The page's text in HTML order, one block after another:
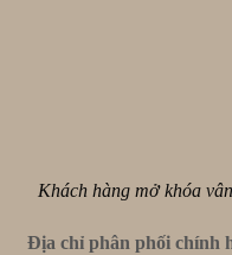
Khách hàng mở khóa
Địa chỉ phân phối chính